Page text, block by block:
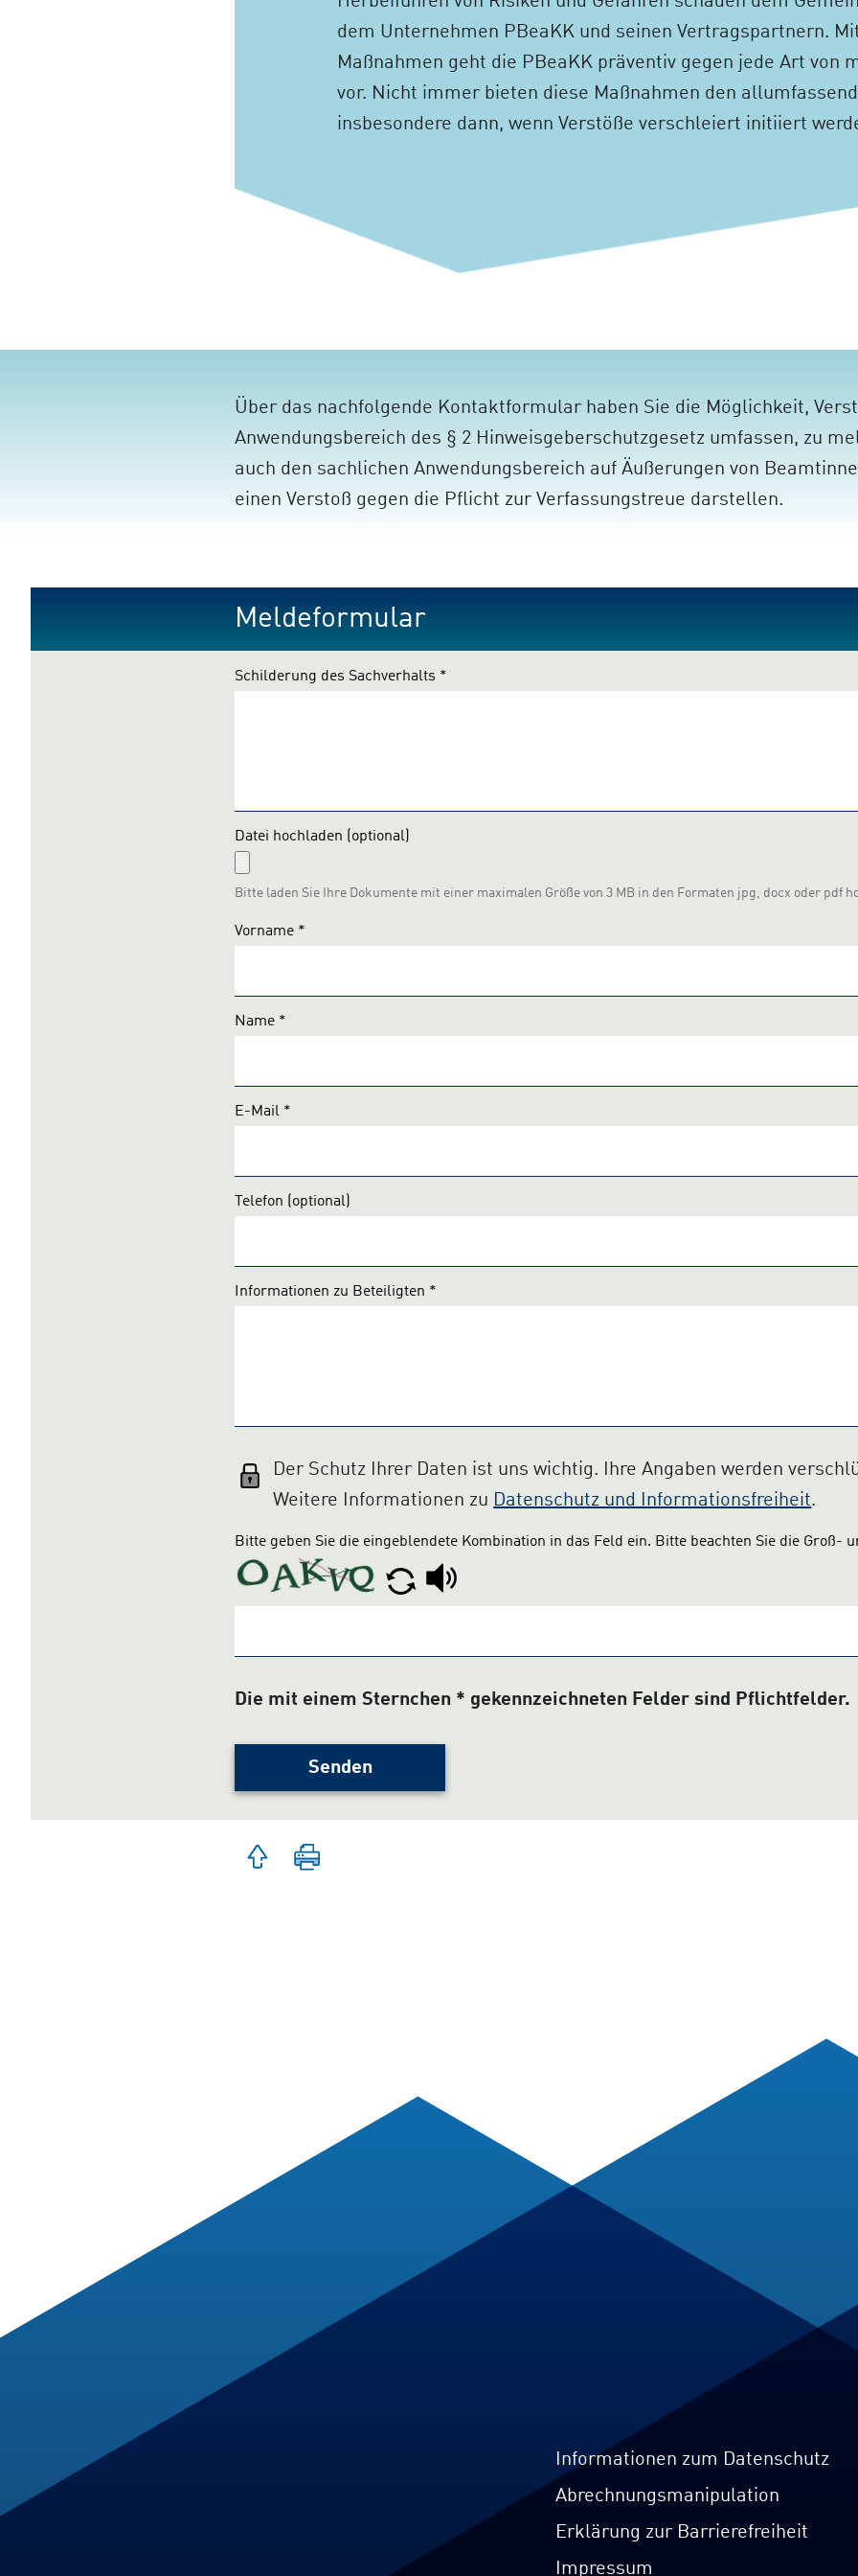
dem Unternehmen PBeaKK und seinen Vertragspartnern.
Maßnahmen geht die PBeaKK präventiv gegen jede Art von
vor. Nicht immer bieten diese Maßnahmen den
insbesondere dann, wenn Verstöße verschleiert initiiert
Über das nachfolgende Kontaktformular haben Sie die Möglichkeit,
Anwendungsbereich des § 2 Hinweisgeberschutzgesetz umfassen, zu
auch den sachlichen Anwendungsbereich auf Äußerungen von
einen Verstoß gegen die Pflicht zur Verfassungstreue darstellen.
Meldeformular
Schilderung des Sachverhalts *
Datei hochladen (optional)
Bitte laden Sie Ihre Dokumente mit einer maximalen Größe von 3 MB in den Formaten jpg, docx oder pdf
Vorname *
Name *
nicht
ausfüllen:
E-Mail *
Telefon (optional)
Informationen zu Beteiligten *
Der Schutz Ihrer Daten ist uns wichtig. Ihre Angaben werden
Weitere Informationen zu Datenschutz und Informationsfreiheit.
Bitte geben Sie die eingeblendete Kombination in das Feld ein. Bitte beachten Sie die Groß-
Die mit einem Sternchen * gekennzeichneten Felder sind Pflichtfelder.
Senden
Zum
Seitenanfang
springen
Informationen zum Datenschutz
Abrechnungsmanipulation
Erklärung zur Barrierefreiheit
Impressum